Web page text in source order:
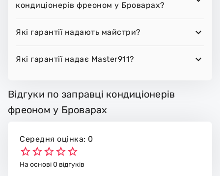
кондиціонерів фреоном у Броварах?
Які гарантії надають майстри?
Які гарантії надає Master911?
Відгуки по заправці кондиціонерів
фреоном у Броварах
Середня оцінка: 0
На основі 0 відгуків